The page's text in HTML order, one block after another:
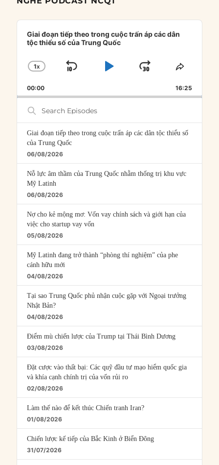
Audio
Player
Giai đoạn tiếp theo trong cuộc trấn áp các dân
tộc thiểu số của Trung Quốc
CHANGE
RATE
1X
SKIP
PLAYJUMP
FORWARD
SHARE
00:00 16:25
Search
Episodes
Giai đoạn tiếp theo trong cuộc trấn áp các dân tộc thiểu số
của Trung Quốc
06/08/2026
Nỗ lực âm thầm của Trung Quốc nhằm thống trị khu vực
Mỹ Latinh
06/08/2026
Nợ cho kẻ mộng mơ: Vốn vay chính sách và giới hạn của
việc cho startup vay vốn
05/08/2026
Mỹ Latinh đang trở thành “phòng thí nghiệm” của phe
cánh hữu mới
04/08/2026
Tại sao Trung Quốc phủ nhận cuộc gặp với Ngoại trưởng
Nhật Bản?
04/08/2026
Điểm mù chiến lược của Trump tại Thái Bình Dương
03/08/2026
Đặt cược vào thất bại: Các quỹ đầu tư mạo hiểm quốc gia
và khía cạnh chính trị của vốn rủi ro
02/08/2026
Làm thế nào để kết thúc Chiến tranh Iran?
01/08/2026
Chiến lược kế tiếp của Bắc Kinh ở Biển Đông
31/07/2026